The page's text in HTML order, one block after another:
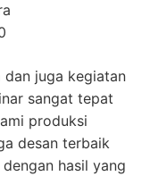
juga kegiatan
sangat tepat
produksi
desan terbaik
hasil yang